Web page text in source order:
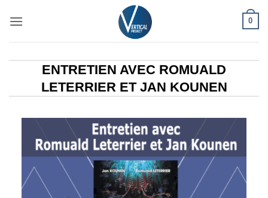
0
ENTRETIEN AVEC ROMUALD
LETERRIER ET JAN KOUNEN